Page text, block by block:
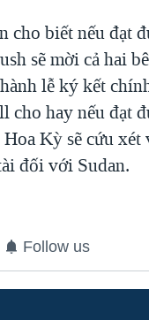
TRUMP-KIM TẠI VIỆT
VS. CHÍNH PHỦ VIỆT
VÀ LÀN SÓNG TRỘM
LỘ: TIẾNG VỌNG TỪ
cho biết nếu đạt
sẽ mời cả hai
lễ ký kết
cho hay nếu đạt
Kỳ sẽ cứu xét
đối với Sudan.
Follow us